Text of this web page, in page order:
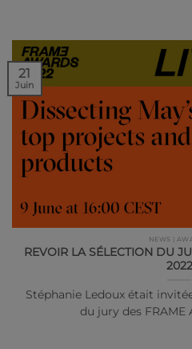
NEWS |
REVOIR LA SÉLECTION DU
2022
Stéphanie Ledoux était
du jury des FRAME
21
Juin